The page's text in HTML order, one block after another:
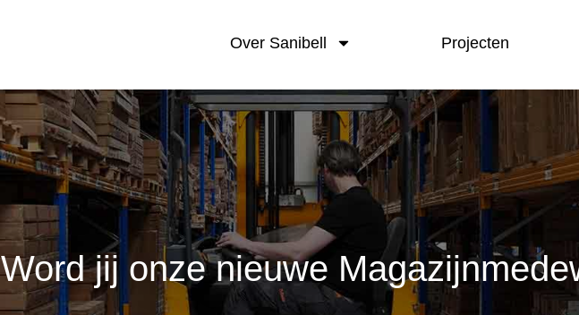
Over Sanibell Projecten
Word jij onze nieuwe